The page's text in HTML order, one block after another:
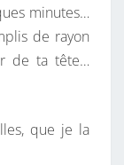
minutes…
de rayon
de ta tête…
que je la